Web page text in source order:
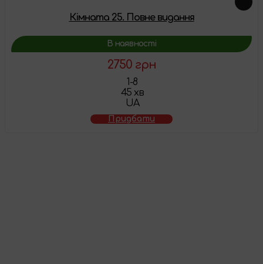
Кімната 25. Повне видання
В наявності
2750 грн
1-8
45 хв
UA
Придбати